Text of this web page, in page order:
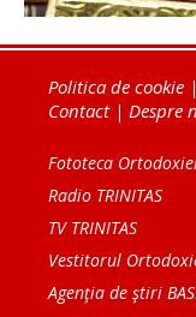
Politica de cookie |
Contact| Despre
Fototeca
Radio TRINITAS
TV TRINITAS
Vestitorul
Agenţia de ştiri